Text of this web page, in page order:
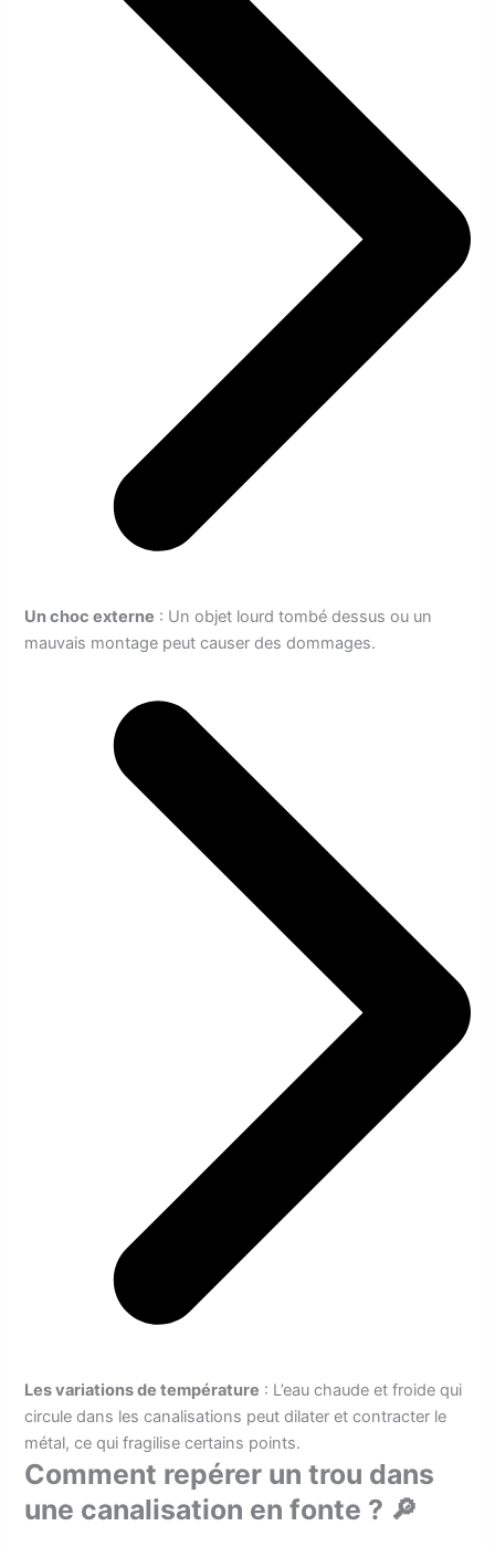
Un choc externe : Un objet lourd tombé dessus ou un
mauvais montage peut causer des dommages.
Les variations de température : L’eau chaude et froide qui
circule dans les canalisations peut dilater et contracter le
métal, ce qui fragilise certains points.
Comment repérer un trou dans
une canalisation en fonte ? 🔎